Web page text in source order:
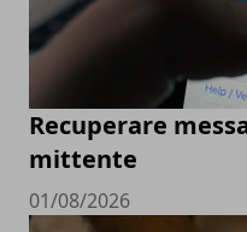
Recuperare
mittente
01/08/2026